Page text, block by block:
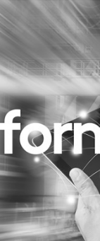
marketing
communicatie